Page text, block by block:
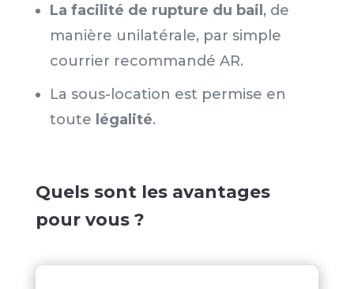
La facilité de rupture du bail , de
manière unilatérale, par simple
courrier recommandé AR.
La sous-location est permise en
toute légalité.
Quels sont les avantages
pour vous ?